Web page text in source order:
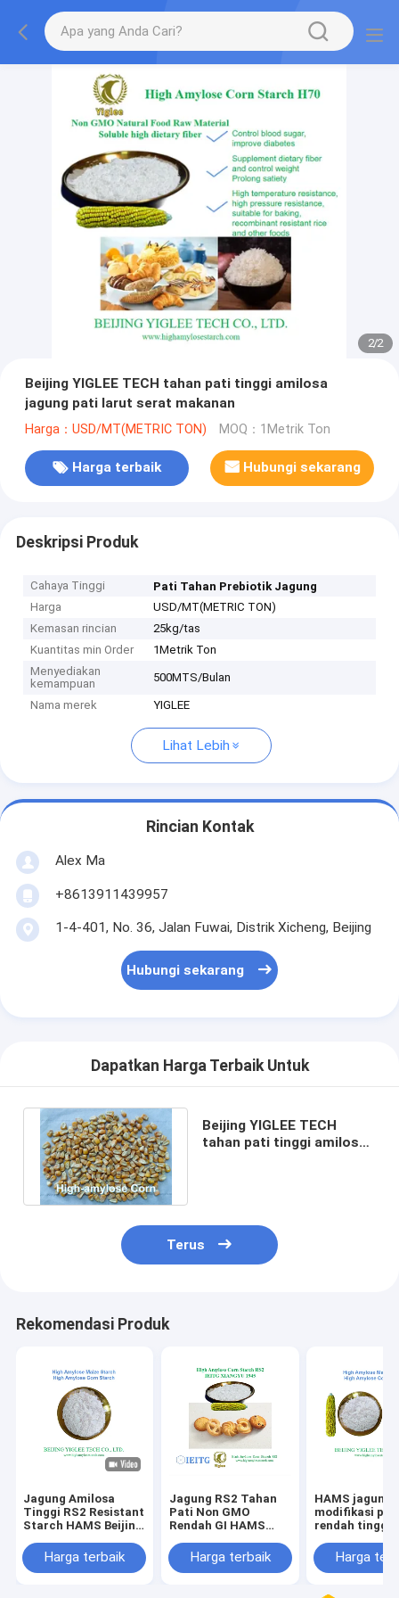
2/2
Beijing YIGLEE TECH tahan pati tinggi amilosa
jagung pati larut serat makanan
Harga：USD/MT(METRIC TON) MOQ：1Metrik Ton
Harga terbaik Hubungi sekarang
Deskripsi Produk
Cahaya Tinggi
Pati Tahan Prebiotik Jagung
Harga
USD/MT(METRIC TON)
Kemasan rincian
25kg/tas
Kuantitas min Order
1Metrik Ton
Menyediakan
kemampuan
500MTS/Bulan
Nama merek YIGLEE
Lihat Lebih
Rincian Kontak
Alex Ma
+8613911439957
1-4-401, No. 36, Jalan Fuwai, Distrik Xicheng, Beijing
Hubungi sekarang
Dapatkan Harga Terbaik Untuk
Beijing YIGLEE TECH
tahan pati tinggi amilosa
Terus
Rekomendasi Produk
Jagung Amilosa
Tinggi RS2 Resistant
Starch HAMS Beijing
Harga terbaik
Jagung RS2 Tahan
Pati Non GMO
Rendah GI HAMS
Harga terbaik
HAMS jagung
modifikasi
rendah tinggi
Harga